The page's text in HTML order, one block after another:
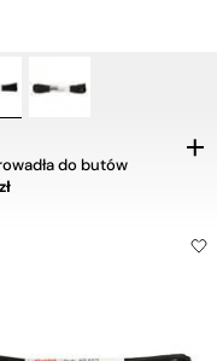
do butów
zł